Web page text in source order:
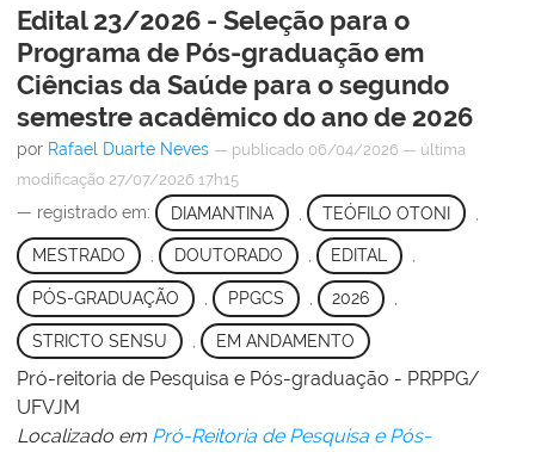
Edital 23/2026 - Seleção para o
Programa de Pós-graduação em
Ciências da Saúde para o segundo
semestre acadêmico do ano de 2026
por Rafael Duarte Neves — publicado 06/04/2026 — última
modificação 27/07/2026 17h15
— registrado em: DIAMANTINA TEÓFILO OTONI
MESTRADO , DOUTORADO , EDITAL ,
PÓS-GRADUAÇÃO PPGCS 2026
STRICTO SENSU EM ANDAMENTO
Pró-reitoria de Pesquisa e Pós-graduação - PRPPG/
UFVJM
Localizado em Pró-Reitoria de Pesquisa e Pós-